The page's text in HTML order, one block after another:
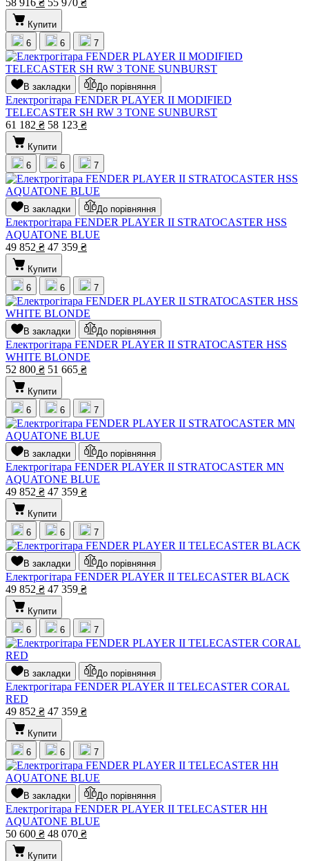
Купити
6
6 7
В закладки До порівняння
Електрогітара FENDER PLAYER II MODIFIED
TELECASTER SH RW 3 TONE SUNBURST
61 182 ₴ 58 123 ₴
Купити
6
6 7
В закладки До порівняння
Електрогітара FENDER PLAYER II STRATOCASTER HSS
AQUATONE BLUE
49 852 ₴ 47 359 ₴
Купити
6
6 7
В закладки До порівняння
Електрогітара FENDER PLAYER II STRATOCASTER HSS
WHITE BLONDE
52 800 ₴ 51 665 ₴
Купити
6
6 7
В закладки До порівняння
Електрогітара FENDER PLAYER II STRATOCASTER MN
AQUATONE BLUE
49 852 ₴ 47 359 ₴
Купити
6
6 7
В закладки До порівняння
Електрогітара FENDER PLAYER II TELECASTER BLACK
49 852 ₴ 47 359 ₴
Купити
6
6 7
В закладки До порівняння
Електрогітара FENDER PLAYER II TELECASTER CORAL
RED
49 852 ₴ 47 359 ₴
Купити
6
6 7
В закладки До порівняння
Електрогітара FENDER PLAYER II TELECASTER HH
AQUATONE BLUE
50 600 ₴ 48 070 ₴
Купити